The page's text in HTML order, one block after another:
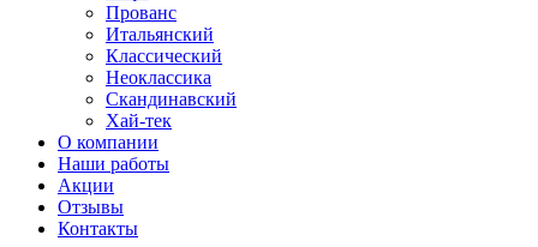
Прованс
Итальянский
Классический
Неоклассика
Скандинавский
Хай-тек
О компании
Наши работы
Акции
Отзывы
Контакты